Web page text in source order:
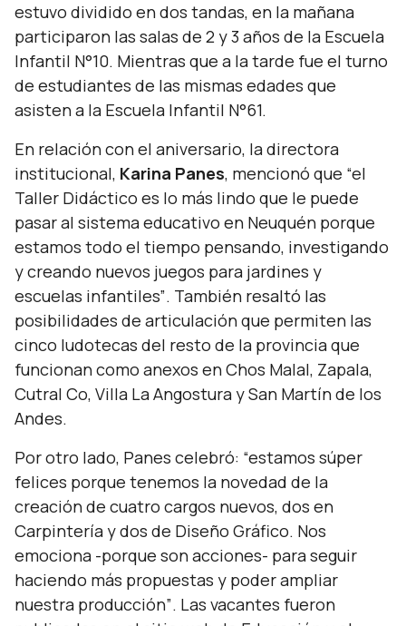
estuvo dividido en dos tandas, en la mañana
participaron las salas de 2 y 3 años de la Escuela
Infantil N°10. Mientras que a la tarde fue el turno
de estudiantes de las mismas edades que
asisten a la Escuela Infantil N°61.
En relación con el aniversario, la directora
institucional, Karina Panes, mencionó que “el
Taller Didáctico es lo más lindo que le puede
pasar al sistema educativo en Neuquén porque
estamos todo el tiempo pensando, investigando
y creando nuevos juegos para jardines y
escuelas infantiles”. También resaltó las
posibilidades de articulación que permiten las
cinco ludotecas del resto de la provincia que
funcionan como anexos en Chos Malal, Zapala,
Cutral Co, Villa La Angostura y San Martín de los
Andes.
Por otro lado, Panes celebró: “estamos súper
felices porque tenemos la novedad de la
creación de cuatro cargos nuevos, dos en
Carpintería y dos de Diseño Gráfico. Nos
emociona -porque son acciones- para seguir
haciendo más propuestas y poder ampliar
nuestra producción”. Las vacantes fueron